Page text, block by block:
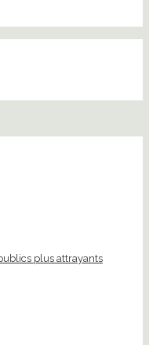
plus attrayants